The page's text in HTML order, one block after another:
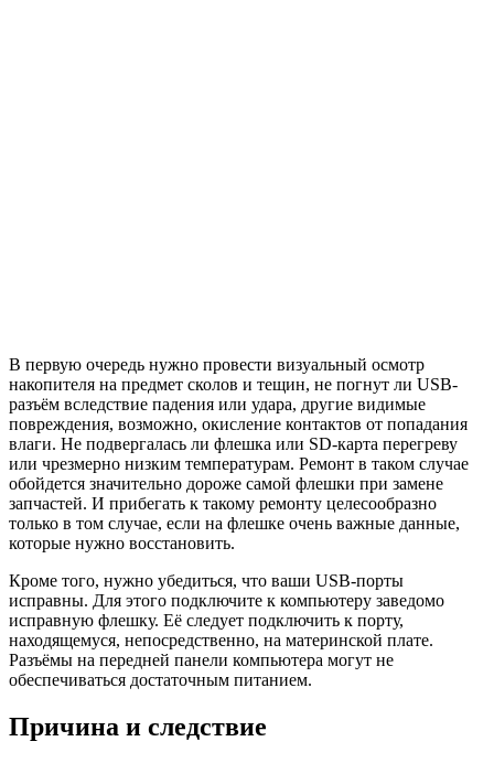
В первую очередь нужно провести визуальный осмотр
накопителя на предмет сколов и тещин, не погнут ли USB-
разъём вследствие падения или удара, другие видимые
повреждения, возможно, окисление контактов от попадания
влаги. Не подвергалась ли флешка или SD-карта перегреву
или чрезмерно низким температурам. Ремонт в таком случае
обойдется значительно дороже самой флешки при замене
запчастей. И прибегать к такому ремонту целесообразно
только в том случае, если на флешке очень важные данные,
которые нужно восстановить.
Кроме того, нужно убедиться, что ваши USB-порты
исправны. Для этого подключите к компьютеру заведомо
исправную флешку. Её следует подключить к порту,
находящемуся, непосредственно, на материнской плате.
Разъёмы на передней панели компьютера могут не
обеспечиваться достаточным питанием.
Причина и следствие